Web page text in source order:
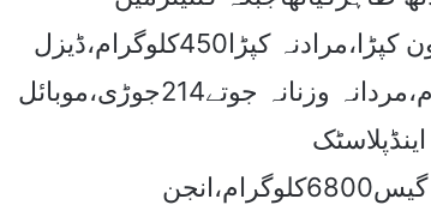
11کروڑ82لاکھ10ہزارمالیت 3900کلوگرام شیفون کپڑا،مرادنہ کپڑا450کلوگرام،ڈیزل
انجن سلنڈلائنر 528عدد، ہنڈا آٹوپارٹس428کلوگرام،مردانہ وزنانہ جوتے214جوڑی،موبائل
اینڈپلاسٹک
بیڈز635کلوگرام،ہنگرالیکٹروسیس7200عدد،فرج گیس6800کلوگرام،انجن